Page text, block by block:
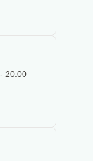
20:00